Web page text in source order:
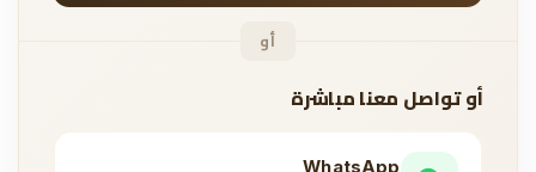
أو
أو تواصل معنا مباشرة
WhatsApp